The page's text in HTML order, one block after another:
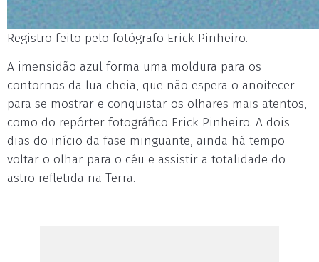
Registro feito pelo fotógrafo Erick Pinheiro.
A imensidão azul forma uma moldura para os
contornos da lua cheia, que não espera o anoitecer
para se mostrar e conquistar os olhares mais atentos,
como do repórter fotográfico Erick Pinheiro. A dois
dias do início da fase minguante, ainda há tempo
voltar o olhar para o céu e assistir a totalidade do
astro refletida na Terra.